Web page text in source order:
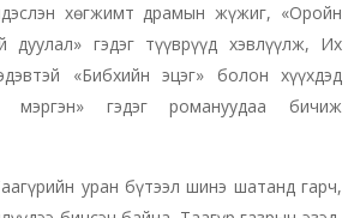
хөгжимт драмын жүжиг, «Оройн
дуулал» гэдэг түүврүүд хэвлүүлж, Их
«Бибхийн эцэг» болон хүүхдэд
мэргэн» гэдэг романуудаа бичиж
уран бүтээл шинэ шатанд гарч,